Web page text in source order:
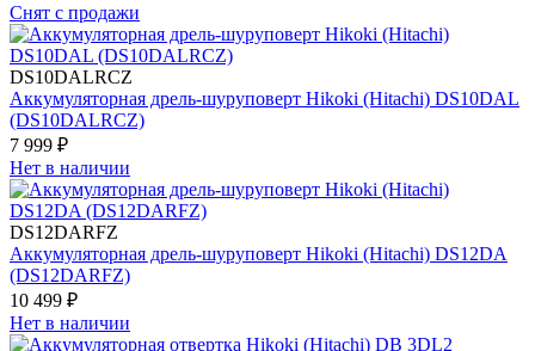
Снят с продажи
DS10DALRCZ
Аккумуляторная дрель-шуруповерт Hikoki (Hitachi) DS10DAL
(DS10DALRCZ)
7 999 ₽
Нет в наличии
DS12DARFZ
Аккумуляторная дрель-шуруповерт Hikoki (Hitachi) DS12DA
(DS12DARFZ)
10 499 ₽
Нет в наличии